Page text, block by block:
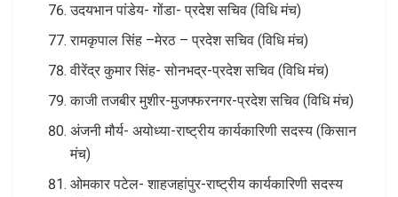
उदयभान पांडेय- गोंडा- प्रदेश सचिव (विधि मंच)
रामकृपाल सिंह –मेरठ – प्रदेश सचिव (विधि मंच)
वीरेंद्र कुमार सिंह- सोनभद्र-प्रदेश सचिव (विधि मंच)
काजी तजबीर मुशीर-मुजफ्फरनगर-प्रदेश सचिव (विधि मंच)
अंजनी मौर्य- अयोध्या-राष्ट्रीय कार्यकारिणी सदस्य (किसान
मंच)
ओमकार पटेल- शाहजहांपुर-राष्ट्रीय कार्यकारिणी सदस्य